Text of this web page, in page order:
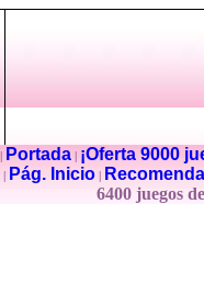
Portada|
¡Oferta 9000
Pág. Inicio
6400 juegos